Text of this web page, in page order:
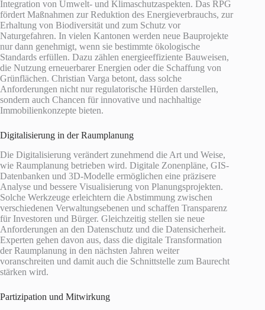
Integration von Umwelt- und Klimaschutzaspekten. Das RPG
fördert Maßnahmen zur Reduktion des Energieverbrauchs, zur
Erhaltung von Biodiversität und zum Schutz vor
Naturgefahren. In vielen Kantonen werden neue Bauprojekte
nur dann genehmigt, wenn sie bestimmte ökologische
Standards erfüllen. Dazu zählen energieeffiziente Bauweisen,
die Nutzung erneuerbarer Energien oder die Schaffung von
Grünflächen. Christian Varga betont, dass solche
Anforderungen nicht nur regulatorische Hürden darstellen,
sondern auch Chancen für innovative und nachhaltige
Immobilienkonzepte bieten.
Digitalisierung in der Raumplanung
Die Digitalisierung verändert zunehmend die Art und Weise,
wie Raumplanung betrieben wird. Digitale Zonenpläne, GIS-
Datenbanken und 3D-Modelle ermöglichen eine präzisere
Analyse und bessere Visualisierung von Planungsprojekten.
Solche Werkzeuge erleichtern die Abstimmung zwischen
verschiedenen Verwaltungsebenen und schaffen Transparenz
für Investoren und Bürger. Gleichzeitig stellen sie neue
Anforderungen an den Datenschutz und die Datensicherheit.
Experten gehen davon aus, dass die digitale Transformation
der Raumplanung in den nächsten Jahren weiter
voranschreiten und damit auch die Schnittstelle zum Baurecht
stärken wird.
Partizipation und Mitwirkung